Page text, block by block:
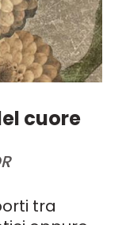
cuore
tra